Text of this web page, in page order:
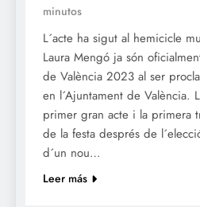
minutos
L´acte ha sigut al hemicicle
Laura Mengó ja són
de València 2023 al ser
en l´Ajuntament de València.
primer gran acte i la primera
de la festa després de
d´un nou…
Leer más